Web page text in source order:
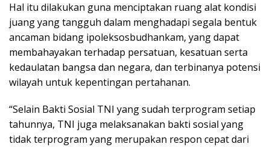
Hal itu dilakukan guna menciptakan ruang alat kondisi
juang yang tangguh dalam menghadapi segala bentuk
ancaman bidang ipoleksosbudhankam, yang dapat
membahayakan terhadap persatuan, kesatuan serta
kedaulatan bangsa dan negara, dan terbinanya potensi
wilayah untuk kepentingan pertahanan.
“Selain Bakti Sosial TNI yang sudah terprogram setiap
tahunnya, TNI juga melaksanakan bakti sosial yang
tidak terprogram yang merupakan respon cepat dari